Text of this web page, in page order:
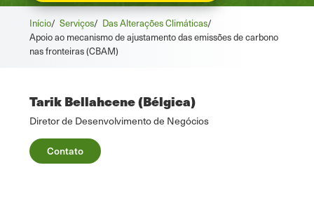
Início/ Serviços/ Das Alterações Climáticas/
Apoio ao mecanismo de ajustamento das emissões de carbono
nas fronteiras (CBAM)
Tarik Bellahcene (Bélgica)
Diretor de Desenvolvimento de Negócios
Contato